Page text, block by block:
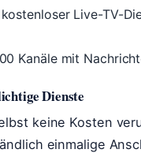
Live-TV-
Kanäle mit
Dienste
keine Kosten
einmalige